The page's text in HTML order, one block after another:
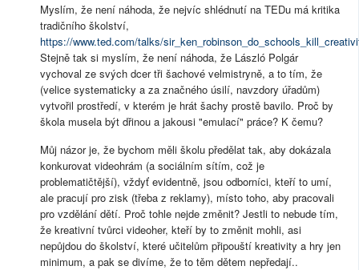
Myslím, že není náhoda, že nejvíc shlédnutí na TEDu má kritika
tradičního školství,
https://www.ted.com/talks/
Stejně tak si myslím, že není náhoda, že László Polgár
vychoval ze svých dcer tři šachové velmistryně, a to tím, že
(velice systematicky a za značného úsilí, navzdory úřadům)
vytvořil prostředí, v kterém je hrát šachy prostě bavilo. Proč by
škola musela být dřinou a jakousi "emulací" práce? K čemu?
Můj názor je, že bychom měli školu předělat tak, aby dokázala
konkurovat videohrám (a sociálním sítím, což je
problematičtější), vždyť evidentně, jsou odborníci, kteří to umí,
ale pracují pro zisk (třeba z reklamy), místo toho, aby pracovali
pro vzdělání dětí. Proč tohle nejde změnit? Jestli to nebude tím,
že kreativní tvůrci videoher, kteří by to změnit mohli, asi
nepůjdou do školství, které učitelům připouští kreativity a hry jen
minimum, a pak se divíme, že to těm dětem nepředají..